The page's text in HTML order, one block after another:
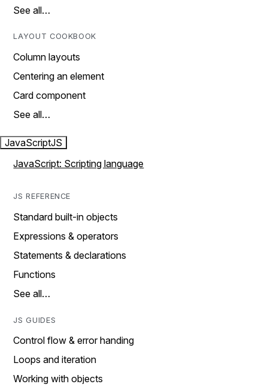
See all…
LAYOUT COOKBOOK
Column layouts
Centering an element
Card component
See all…
JavaScriptJS
JavaScript: Scripting language
JS REFERENCE
Standard built-in objects
Expressions & operators
Statements & declarations
Functions
See all…
JS GUIDES
Control flow & error handing
Loops and iteration
Working with objects